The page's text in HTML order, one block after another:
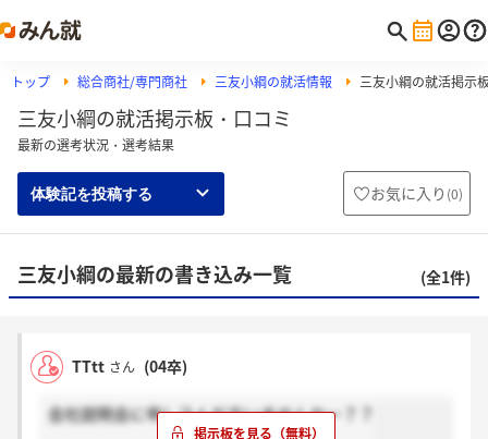
トップ 総合商社/専門商社 三友小綱の就活情報 三友小綱の就活掲示
三友小綱の就活掲示板・口コミ
最新の選考状況・選考結果
体験記を投稿する お気に入り (0)
三友小綱の最新の書き込み一覧 (全1件)
TTtt さん (04卒)
会社説明会に申し込んだ方いませんかー？？